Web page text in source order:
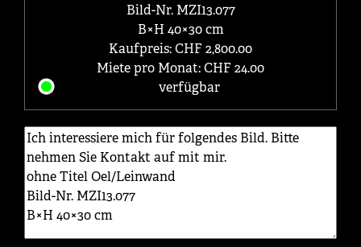
Bild-Nr. MZI13.077
B×H 40×30 cm
Kaufpreis: CHF 2,800.00
Miete pro Monat: CHF 24.00
verfügbar